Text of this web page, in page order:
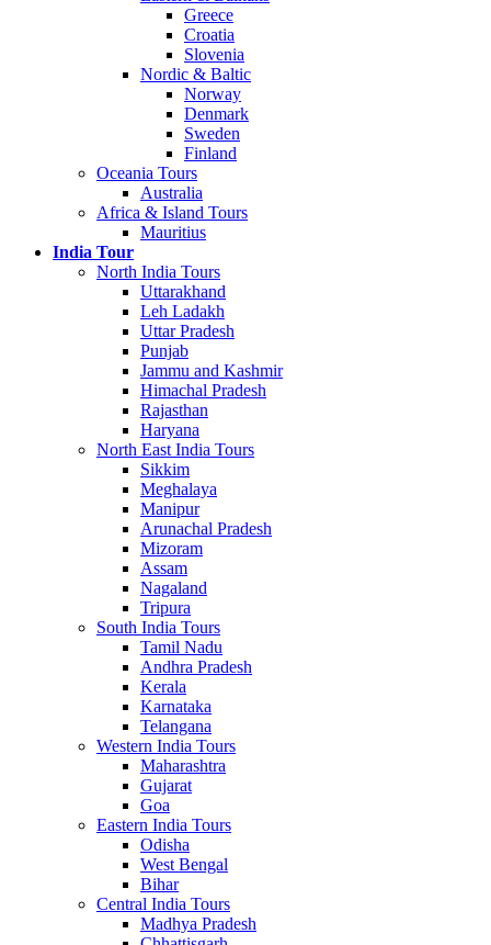
Greece
Croatia
Slovenia
Nordic & Baltic
Norway
Denmark
Sweden
Finland
Oceania Tours
Australia
Africa & Island Tours
Mauritius
India Tour
North India Tours
Uttarakhand
Leh Ladakh
Uttar Pradesh
Punjab
Jammu and Kashmir
Himachal Pradesh
Rajasthan
Haryana
North East India Tours
Sikkim
Meghalaya
Manipur
Arunachal Pradesh
Mizoram
Assam
Nagaland
Tripura
South India Tours
Tamil Nadu
Andhra Pradesh
Kerala
Karnataka
Telangana
Western India Tours
Maharashtra
Gujarat
Goa
Eastern India Tours
Odisha
West Bengal
Bihar
Central India Tours
Madhya Pradesh